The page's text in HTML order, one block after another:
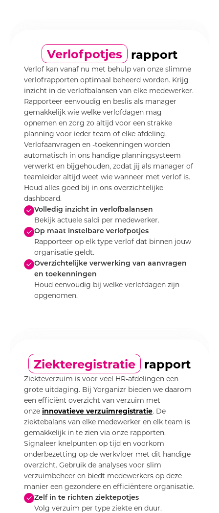
Verlofpotjes rapport
Verlof kan vanaf nu met behulp van onze slimme
verlofrapporten optimaal beheerd worden. Krijg
inzicht in de verlofbalansen van elke medewerker.
Rapporteer eenvoudig en beslis als manager
gemakkelijk wie welke verlofdagen mag
opnemen en zorg zo altijd voor een strakke
planning voor ieder team of elke afdeling.
Verlofaanvragen en -toekenningen worden
automatisch in ons handige planningsysteem
verwerkt en bijgehouden, zodat jij als manager of
teamleider altijd weet wie wanneer met verlof is.
Houd alles goed bij in ons overzichtelijke
dashboard.
Volledig inzicht in verlofbalansen
Bekijk actuele saldi per medewerker.
Op maat instelbare verlofpotjes
Rapporteer op elk type verlof dat binnen jouw
organisatie geldt.
Overzichtelijke verwerking van aanvragen
en toekenningen
Houd eenvoudig bij welke verlofdagen zijn
opgenomen.
Ziekteregistratie rapport
Ziekteverzuim is voor veel HR-afdelingen een
grote uitdaging. Bij Yorganizr bieden we daarom
een efficiënt overzicht van verzuim met
onze innovatieve verzuimregistratie. De
ziektebalans van elke medewerker en elk team is
gemakkelijk in te zien via onze rapporten.
Signaleer knelpunten op tijd en voorkom
onderbezetting op de werkvloer met dit handige
overzicht. Gebruik de analyses voor slim
verzuimbeheer en biedt medewerkers op deze
manier een gezondere en efficiëntere organisatie.
Zelf in te richten ziektepotjes
Volg verzuim per type ziekte en duur.